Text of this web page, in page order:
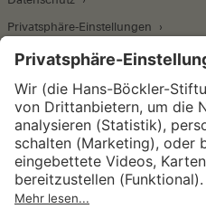
Privatsphäre-Einstellungen
Wirtschafts- und
Institut für
Konjunkturforschung